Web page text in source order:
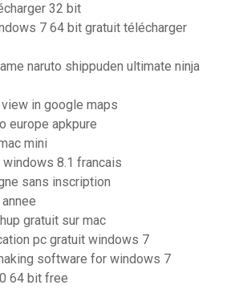
32 bit
7 64 bit gratuit télécharger
naruto shippuden ultimate ninja
in google maps
europe apkpure
mini
8.1 francais
sans inscription
gratuit sur mac
pc gratuit windows 7
software for windows 7
64 bit free